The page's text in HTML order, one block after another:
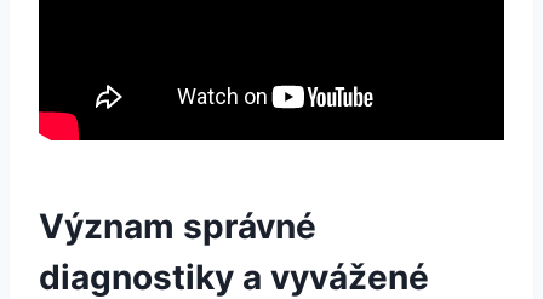
Význam správné
diagnostiky a vyvážené